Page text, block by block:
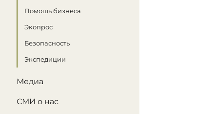
Помощь бизнеса
Экопрос
Безопасность
Экспедиции
Медиа
СМИ о нас